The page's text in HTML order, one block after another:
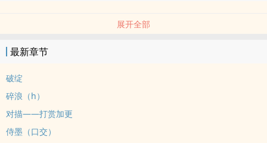
展开全部
最新章节
破绽
碎浪（h）
对描——打赏加更
侍墨（口交）